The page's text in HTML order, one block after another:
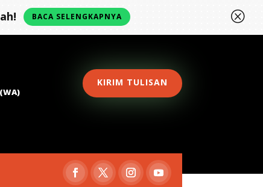
BACA SELENGKAPNYA Q
KIRIM TULISAN